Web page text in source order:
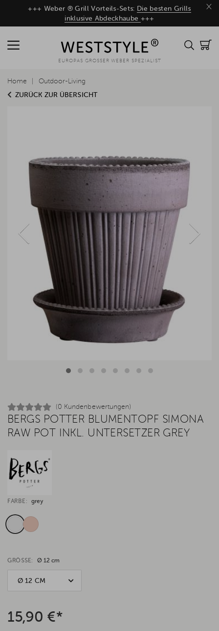
×
+++ Weber ® Grill Vorteils-Sets: Die besten Grills
inklusive Abdeckhaube +++
EUROPAS GROSSER WEBER SPEZIALIST
ZURÜCK ZUR ÜBERSICHT
Home Outdoor-Living
(0 Kundenbewertungen)
BERGS POTTER BLUMENTOPF SIMONA
RAW POT INKL. UNTERSETZER GREY
FARBE: grey
GRÖSSE: Ø 12 cm
Ø 12 CM
15,90 €*